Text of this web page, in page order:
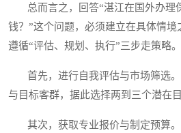
总而言之，回答“湛江在国外办理
钱？”这个问题，必须建立在具体情
遵循“评估、规划、执行”三步走策略。
首先，进行自我评估与市场筛选。
与目标客群，据此选择两到三个潜在
其次，获取专业报价与制定预算。